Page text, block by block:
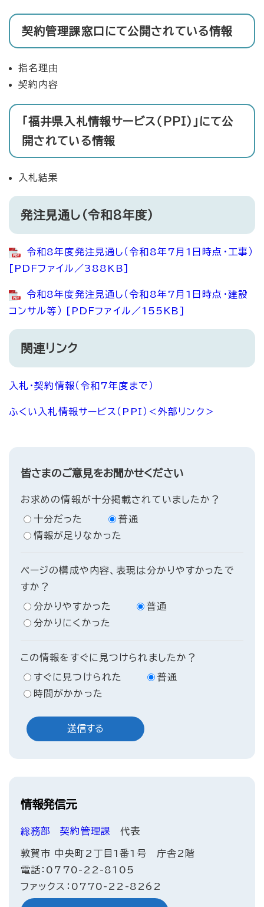
契約管理課窓口にて公開されている情報
指名理由
契約内容
「福井県入札情報サービス（PPI）」にて公
開されている情報
入札結果
発注見通し（令和8年度）
令和8年度発注見通し（令和8年7月1日時点・工事）
[PDFファイル／388KB]
令和8年度発注見通し（令和8年7月1日時点・建設
コンサル等） [PDFファイル／155KB]
関連リンク
入札・契約情報（令和7年度まで）
ふくい入札情報サービス（PPI） ＜外部リンク＞
皆さまのご意見をお聞かせください
お求めの情報が十分掲載されていましたか？
十分だった
普通
情報が足りなかった
ページの構成や内容、表現は分かりやすかったで
すか？
分かりやすかった
普通
分かりにくかった
この情報をすぐに見つけられましたか？
すぐに見つけられた
普通
時間がかかった
情報発信元
総務部 契約管理課 代表
敦賀市 中央町2丁目1番1号 庁舎2階
電話：0770-22-8105
ファックス：0770-22-8262